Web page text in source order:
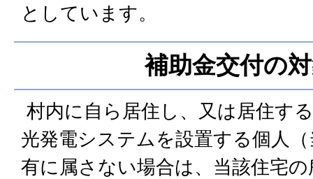
としています。
補助金交付の
村内に自ら居住し、又は居住す
光発電システムを設置する個人
有に属さない場合は、当該住宅